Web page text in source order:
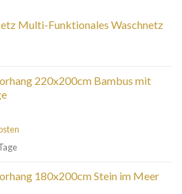
Multi-Funktionales Waschnetz
220x200cm Bambus mit
180x200cm Stein im Meer